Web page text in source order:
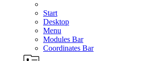
Start
Desktop
Menu
Modules Bar
Coordinates Bar